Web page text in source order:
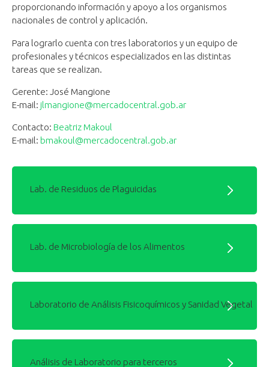
proporcionando información y apoyo a los organismos
nacionales de control y aplicación.
Para lograrlo cuenta con tres laboratorios y un equipo de
profesionales y técnicos especializados en las distintas
tareas que se realizan.
Gerente: José Mangione
E-mail: jlmangione@mercadocentral.gob.ar
Contacto: Beatriz Makoul
E-mail: bmakoul@mercadocentral.gob.ar
Lab. de Residuos de Plaguicidas
Lab. de Microbiología de los Alimentos
Laboratorio de Análisis Fisicoquímicos y Sanidad Vegetal
Análisis de Laboratorio para terceros